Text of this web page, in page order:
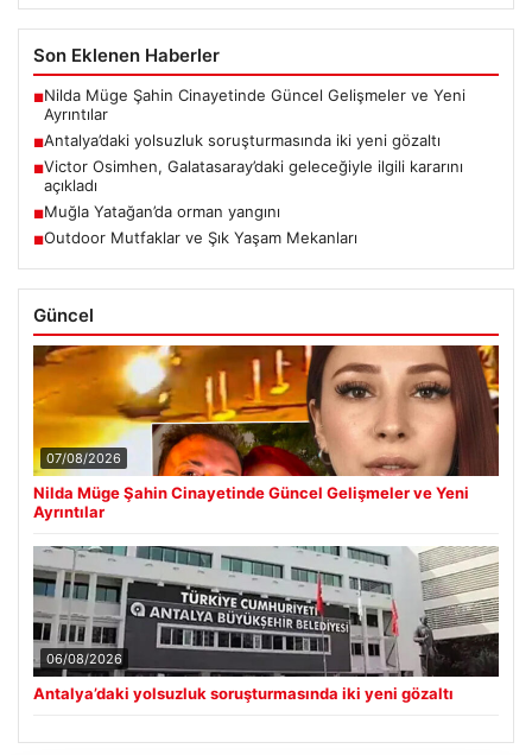
Son Eklenen Haberler
■Nilda Müge Şahin Cinayetinde Güncel Gelişmeler ve Yeni
Ayrıntılar
■Antalya’daki yolsuzluk soruşturmasında iki yeni gözaltı
■Victor Osimhen, Galatasaray’daki geleceğiyle ilgili kararını
açıkladı
■Muğla Yatağan’da orman yangını
■Outdoor Mutfaklar ve Şık Yaşam Mekanları
Güncel
07/08/2026
Nilda Müge Şahin Cinayetinde Güncel Gelişmeler ve Yeni
Ayrıntılar
06/08/2026
Antalya’daki yolsuzluk soruşturmasında iki yeni gözaltı